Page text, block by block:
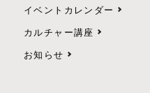
イベントカレンダー
カルチャー講座
お知らせ